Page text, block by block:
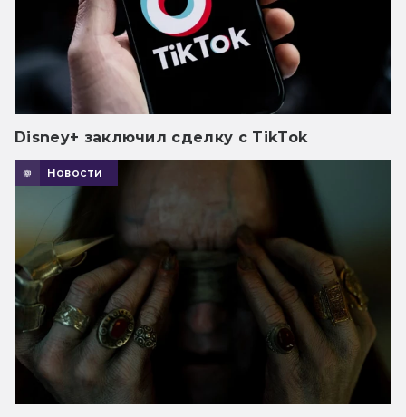
Disney+ заключил сделку с TikTok
Новости